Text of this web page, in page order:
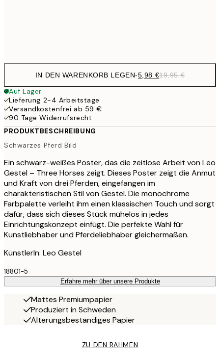
IN DEN WARENKORB LEGEN-5,98 €19,95 €
Auf Lager
Lieferung 2-4 Arbeitstage
Versandkostenfrei ab 59 €
90 Tage Widerrufsrecht
PRODUKTBESCHREIBUNG
Schwarzes Pferd Bild
Ein schwarz-weißes Poster, das die zeitlose Arbeit von Leo
Gestel – Three Horses zeigt. Dieses Poster zeigt die Anmut
und Kraft von drei Pferden, eingefangen im
charakteristischen Stil von Gestel. Die monochrome
Farbpalette verleiht ihm einen klassischen Touch und sorgt
dafür, dass sich dieses Stück mühelos in jedes
Einrichtungskonzept einfügt. Die perfekte Wahl für
Kunstliebhaber und Pferdeliebhaber gleichermaßen.
KünstlerIn: Leo Gestel
18801-5
Erfahre mehr über unsere Produkte
Mattes Premiumpapier
Produziert in Schweden
Alterungsbeständiges Papier
ZU DEN RAHMEN